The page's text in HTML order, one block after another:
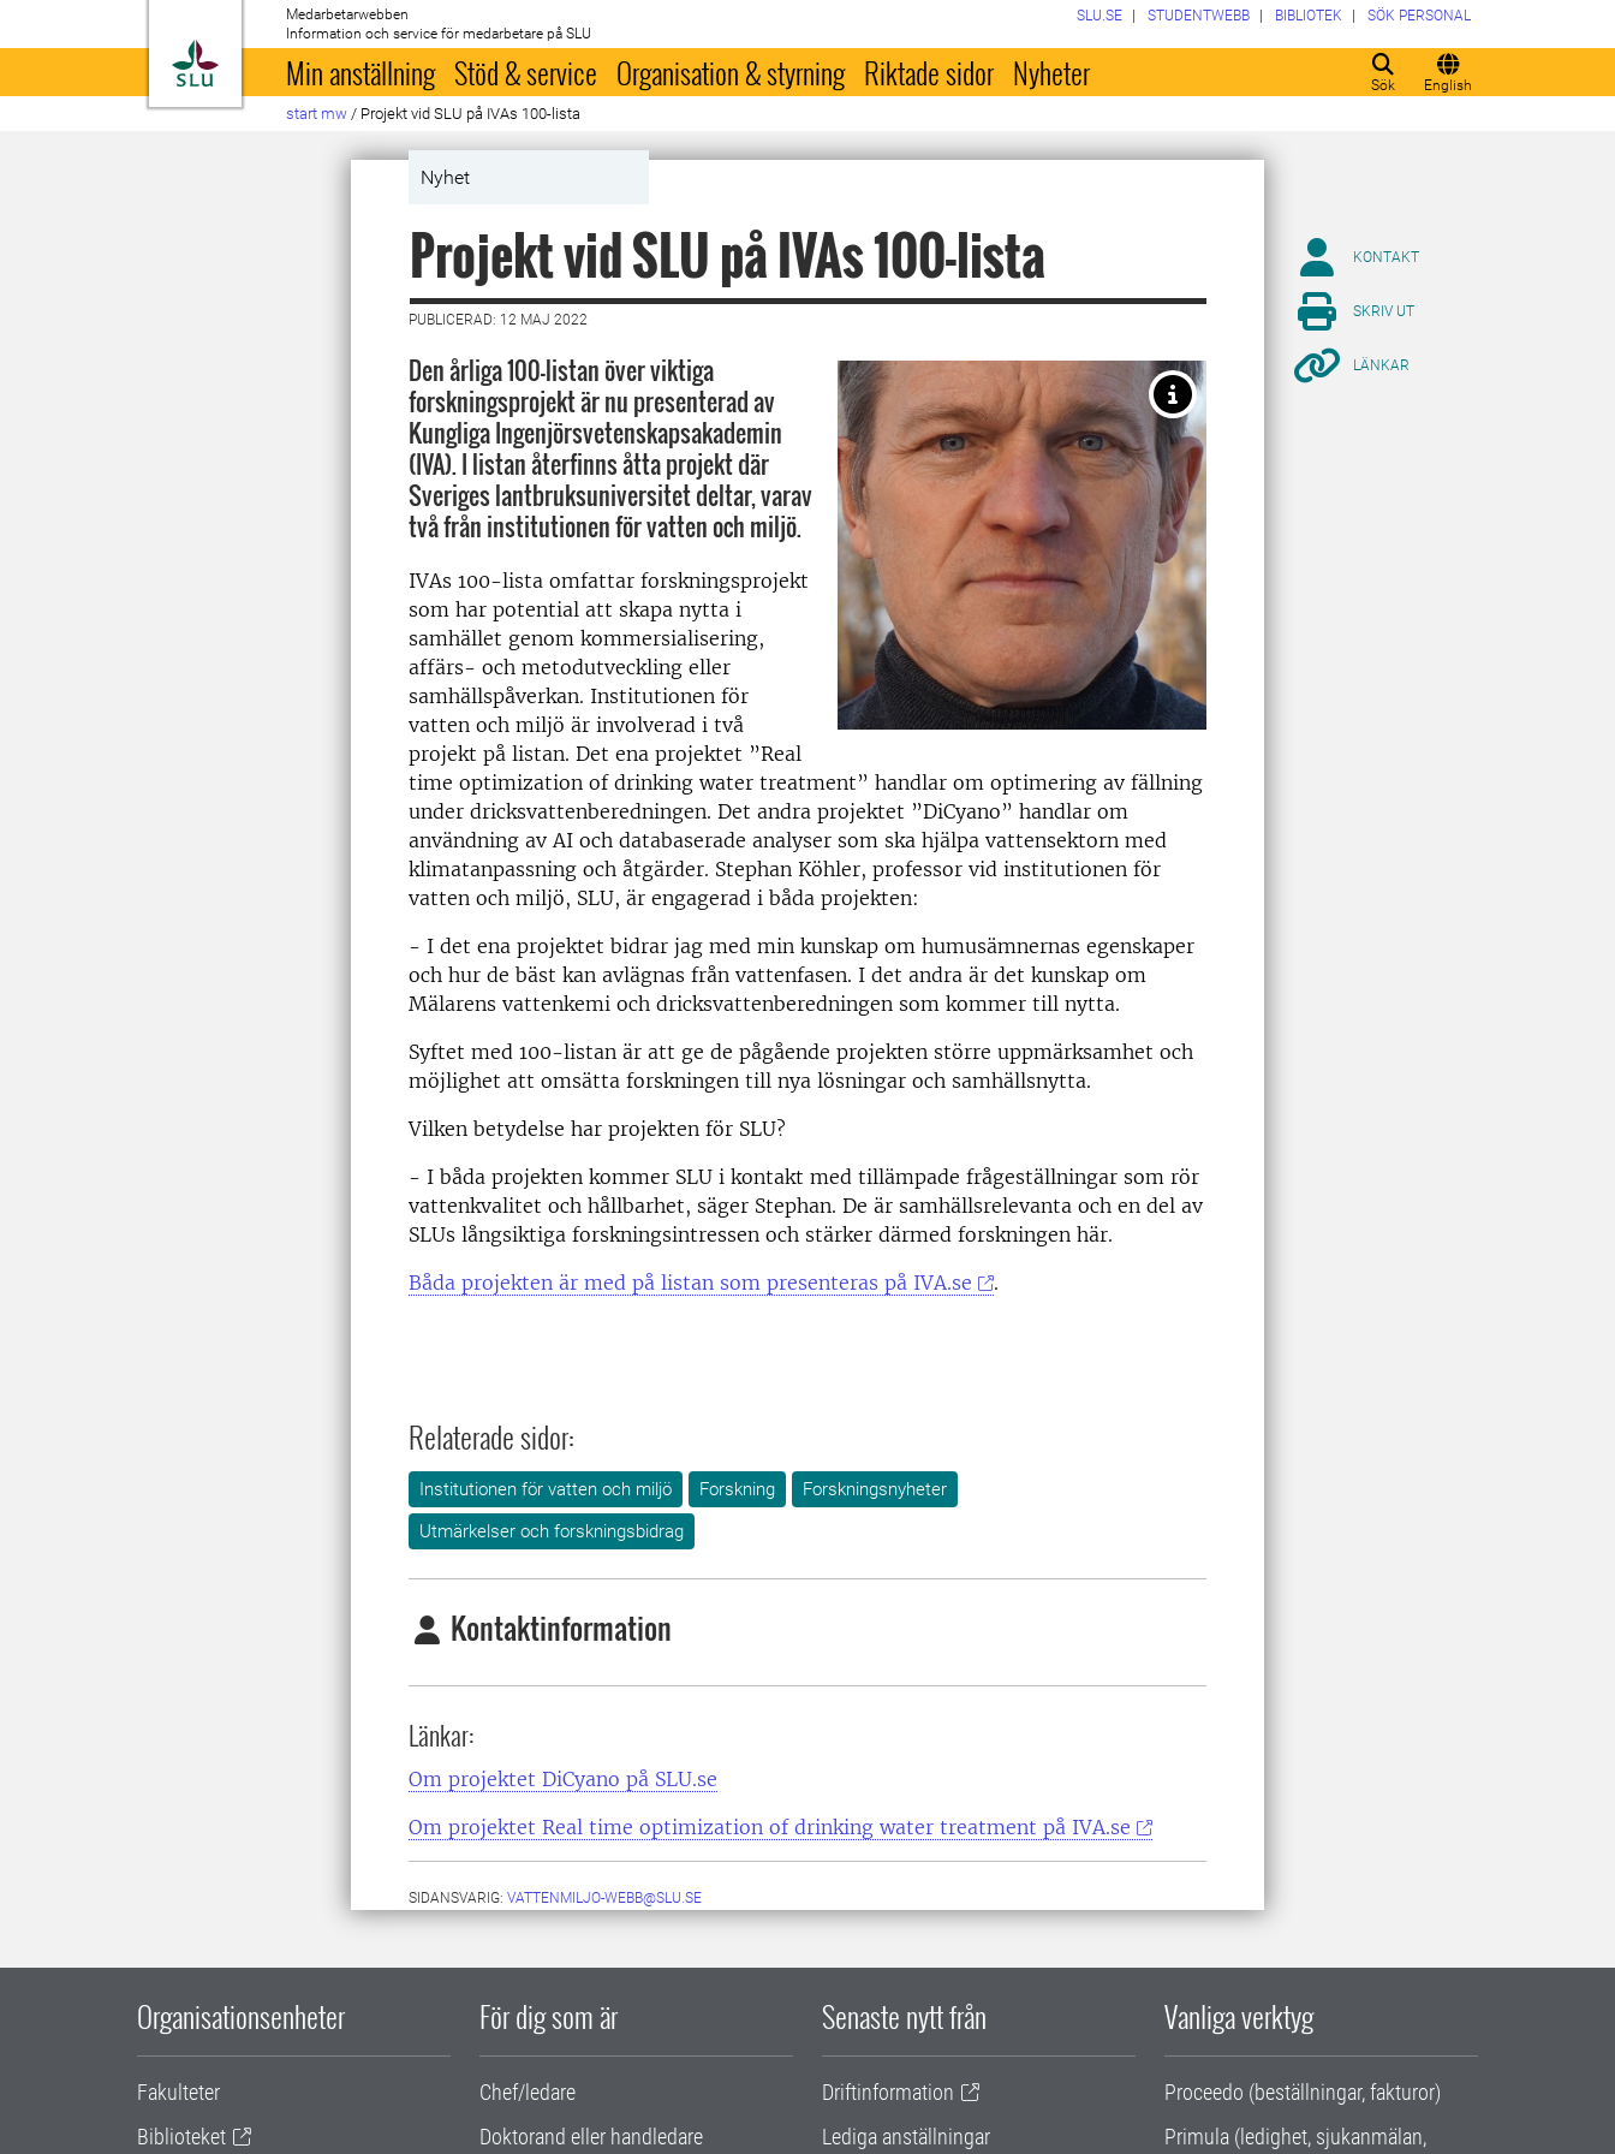
Till startsida
Medarbetarwebben
Information och service för medarbetare på SLU
Sök English
SLU.SE STUDENTWEBB BIBLIOTEK SÖK PERSONAL
Min anställning Stöd & service Organisation & styrning Riktade sidor Nyheter
start mw / Projekt vid SLU på IVAs 100-lista
Nyhet
Projekt vid SLU på IVAs 100-lista
PUBLICERAD: 12 MAJ 2022
Den årliga 100-listan över viktiga
forskningsprojekt är nu presenterad av
Kungliga Ingenjörsvetenskapsakademin
(IVA). I listan återfinns åtta projekt där
Sveriges lantbruksuniversitet deltar, varav
två från institutionen för vatten och miljö.
IVAs 100-lista omfattar forskningsprojekt
som har potential att skapa nytta i
samhället genom kommersialisering,
affärs- och metodutveckling eller
samhällspåverkan. Institutionen för
vatten och miljö är involverad i två
projekt på listan. Det ena projektet ”Real
time optimization of drinking water treatment” handlar om optimering av fällning
under dricksvattenberedningen. Det andra projektet ”DiCyano” handlar om
användning av AI och databaserade analyser som ska hjälpa vattensektorn med
klimatanpassning och åtgärder. Stephan Köhler, professor vid institutionen för
vatten och miljö, SLU, är engagerad i båda projekten:
- I det ena projektet bidrar jag med min kunskap om humusämnernas egenskaper
och hur de bäst kan avlägnas från vattenfasen. I det andra är det kunskap om
Mälarens vattenkemi och dricksvattenberedningen som kommer till nytta.
Syftet med 100-listan är att ge de pågående projekten större uppmärksamhet och
möjlighet att omsätta forskningen till nya lösningar och samhällsnytta.
Vilken betydelse har projekten för SLU?
- I båda projekten kommer SLU i kontakt med tillämpade frågeställningar som rör
vattenkvalitet och hållbarhet, säger Stephan. De är samhällsrelevanta och en del av
SLUs långsiktiga forskningsintressen och stärker därmed forskningen här.
Båda projekten är med på listan som presenteras på IVA.se
.
Relaterade sidor:
Institutionen för vatten och miljö Forskning
Forskningsnyheter
Utmärkelser och forskningsbidrag
Kontaktinformation
Länkar:
Om projektet DiCyano på SLU.se
Om projektet Real time optimization of drinking water treatment på IVA.se
SIDANSVARIG: VATTENMILJO-WEBB@SLU.SE
KONTAKT
SKRIV UT
LÄNKAR
Organisationsenheter
Fakulteter
Biblioteket
För dig som är
Chef/ledare
Doktorand eller handledare
Senaste nytt från
Driftinformation
Lediga anställningar
Vanliga verktyg
Proceedo (beställningar, fakturor)
Primula (ledighet, sjukanmälan,